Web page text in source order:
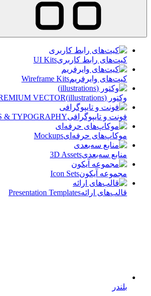
کیت‌های رابط کاربریUI Kits
کیت‌های وایرفریمWireframe Kits
وکتور (illustrations) VECTOR
فونت و تایپوگرافی& TYPOGRAPHY
موکاپ‌های حرفه‌ایMockups
منابع سه‌بعدی3D Assets
مجموعه آیکون‌Icon Sets
قالب‌های ارائهPresentation Templates
بلندر